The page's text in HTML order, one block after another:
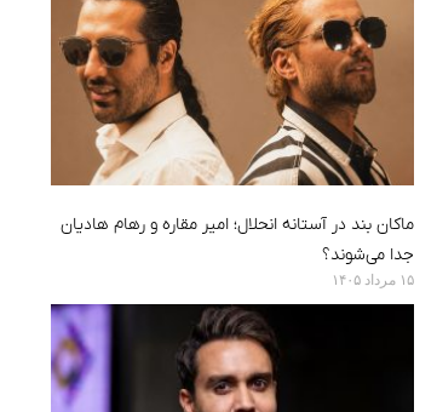
ماکان بند در آستانه انحلال؛ امیر مقاره و رهام هادیان
جدا می‌شوند؟
۱۵ مرداد ۱۴۰۵